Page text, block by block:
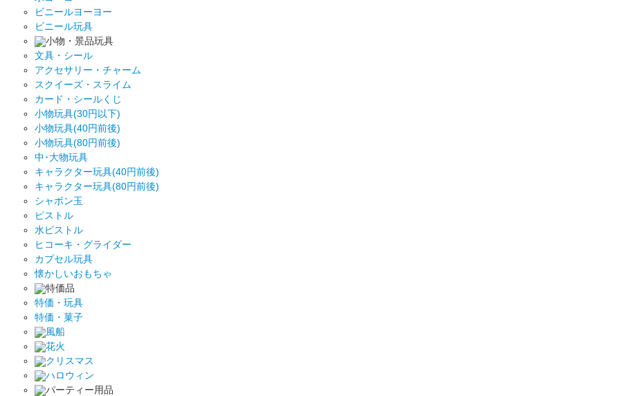
ビニールヨーヨー
ビニール玩具
小物・景品玩具
文具・シール
アクセサリー・チャーム
スクイーズ・スライム
カード・シールくじ
小物玩具(30円以下)
小物玩具(40円前後)
小物玩具(80円前後)
中･大物玩具
キャラクター玩具(40円前後)
キャラクター玩具(80円前後)
シャボン玉
ピストル
水ピストル
ヒコーキ・グライダー
カプセル玩具
懐かしいおもちゃ
特価品
特価・玩具
特価・菓子
風船
花火
クリスマス
ハロウィン
パーティー用品